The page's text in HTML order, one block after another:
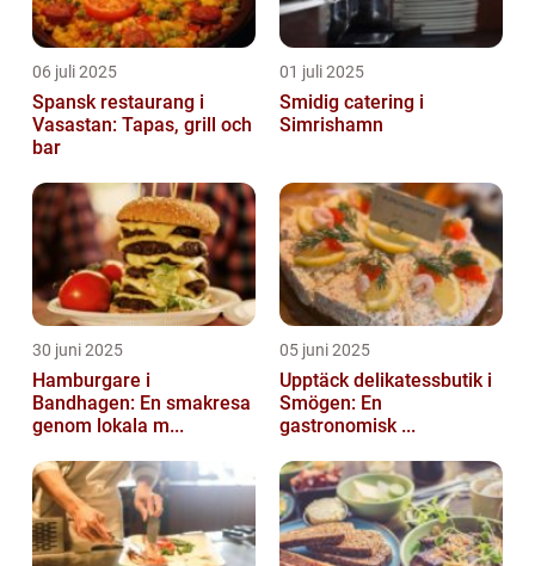
06 juli 2025
Spansk restaurang i
Vasastan: Tapas, grill och
bar
01 juli 2025
Smidig catering i
Simrishamn
30 juni 2025
Hamburgare i
Bandhagen: En smakresa
genom lokala m...
05 juni 2025
Upptäck delikatessbutik i
Smögen: En
gastronomisk ...